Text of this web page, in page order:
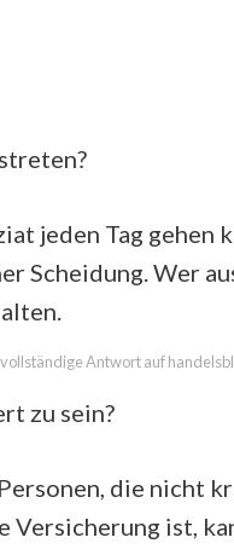
jeden Tag gehen
Scheidung. Wer
vollständige Antwort auf
zu sein?
die nicht
ist,